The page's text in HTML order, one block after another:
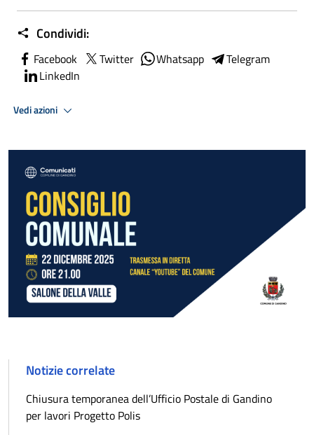
Condividi:
Facebook Twitter Whatsapp
Telegram
LinkedIn
Vedi azioni
Notizie correlate
Chiusura temporanea dell’Ufficio Postale di Gandino
per lavori Progetto Polis